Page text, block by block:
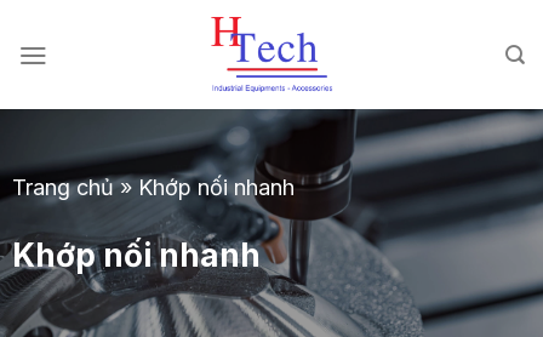
đến
dung
Trang chủ»Khớp nối nhanh
Khớp nối nhanh